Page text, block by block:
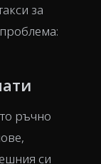
за
ръчно
си